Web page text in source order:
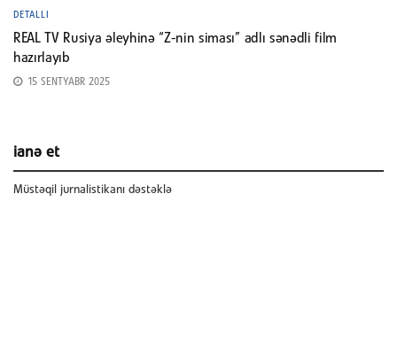
DETALLI
REAL TV Rusiya əleyhinə “Z-nin siması” adlı sənədli film
hazırlayıb
15 SENTYABR 2025
ianə et
Müstəqil jurnalistikanı dəstəklə